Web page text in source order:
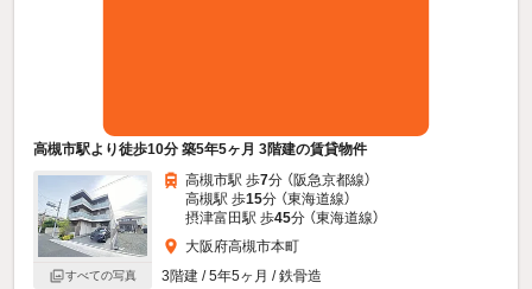
高槻市駅より徒歩10分 築5年5ヶ月 3階建の賃貸物件
すべての写真
高槻市駅 歩7分 （阪急京都線）
高槻駅 歩15分 （東海道線）
摂津富田駅 歩45分 （東海道線）
大阪府高槻市本町
3階建 / 5年5ヶ月 / 鉄骨造